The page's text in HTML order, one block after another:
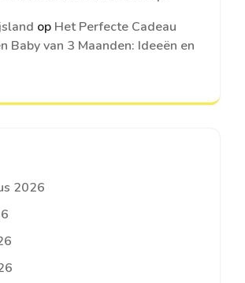
op Het Perfecte Cadeau
Baby van 3 Maanden: Ideeën en
2026